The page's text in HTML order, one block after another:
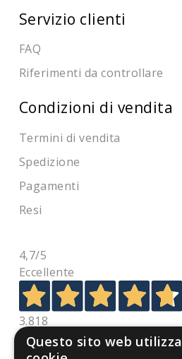
Servizio clienti
FAQ
Riferimenti da controllare
Condizioni di vendita
Termini di vendita
Spedizione
Pagamenti
Resi
4,7/5
Eccellente
3.818
Recensioni
Questo sito web utilizza